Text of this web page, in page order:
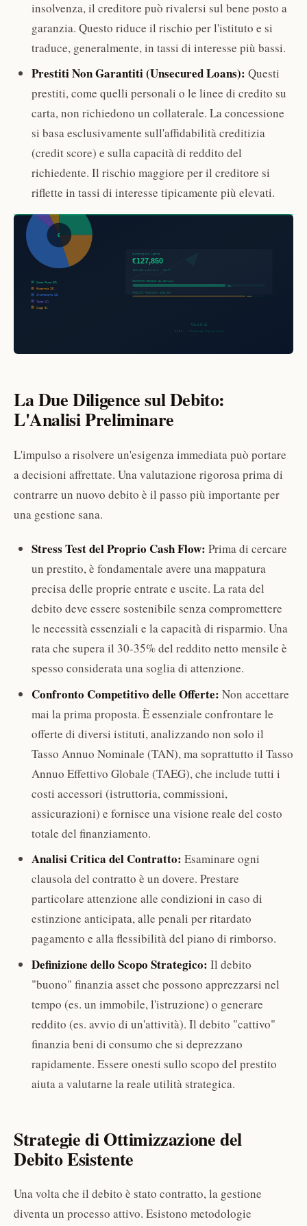
insolvenza, il creditore può rivalersi sul bene posto a
garanzia. Questo riduce il rischio per l'istituto e si
traduce, generalmente, in tassi di interesse più bassi.
Prestiti Non Garantiti (Unsecured Loans): Questi
prestiti, come quelli personali o le linee di credito su
carta, non richiedono un collaterale. La concessione
si basa esclusivamente sull'affidabilità creditizia
(credit score) e sulla capacità di reddito del
richiedente. Il rischio maggiore per il creditore si
riflette in tassi di interesse tipicamente più elevati.
La Due Diligence sul Debito:
L'Analisi Preliminare
L'impulso a risolvere un'esigenza immediata può portare
a decisioni affrettate. Una valutazione rigorosa prima di
contrarre un nuovo debito è il passo più importante per
una gestione sana.
Stress Test del Proprio Cash Flow: Prima di cercare
un prestito, è fondamentale avere una mappatura
precisa delle proprie entrate e uscite. La rata del
debito deve essere sostenibile senza compromettere
le necessità essenziali e la capacità di risparmio. Una
rata che supera il 30-35% del reddito netto mensile è
spesso considerata una soglia di attenzione.
Confronto Competitivo delle Offerte: Non accettare
mai la prima proposta. È essenziale confrontare le
offerte di diversi istituti, analizzando non solo il
Tasso Annuo Nominale (TAN), ma soprattutto il Tasso
Annuo Effettivo Globale (TAEG), che include tutti i
costi accessori (istruttoria, commissioni,
assicurazioni) e fornisce una visione reale del costo
totale del finanziamento.
Analisi Critica del Contratto: Esaminare ogni
clausola del contratto è un dovere. Prestare
particolare attenzione alle condizioni in caso di
estinzione anticipata, alle penali per ritardato
pagamento e alla flessibilità del piano di rimborso.
Definizione dello Scopo Strategico: Il debito
"buono" finanzia asset che possono apprezzarsi nel
tempo (es. un immobile, l'istruzione) o generare
reddito (es. avvio di un'attività). Il debito "cattivo"
finanzia beni di consumo che si deprezzano
rapidamente. Essere onesti sullo scopo del prestito
aiuta a valutarne la reale utilità strategica.
Strategie di Ottimizzazione del
Debito Esistente
Una volta che il debito è stato contratto, la gestione
diventa un processo attivo. Esistono metodologie